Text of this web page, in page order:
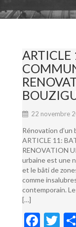
ARTICLE
22 novembre
Rénovation d’un
ARTICLE 11:
RENOVATION
urbaine est une
et le bâti de
comme
contemporain.
[…]
F
T